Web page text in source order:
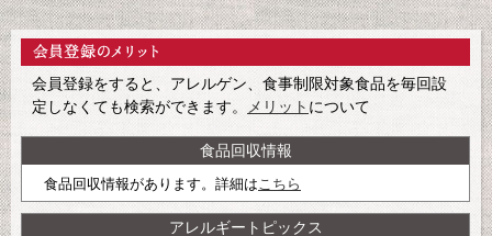
会員登録をすると、アレルゲン、食事制限対象食品を毎回設
定しなくても検索ができます。
メリット について
食品回収情報
食品回収情報があります。詳細は こちら
アレルギートピックス